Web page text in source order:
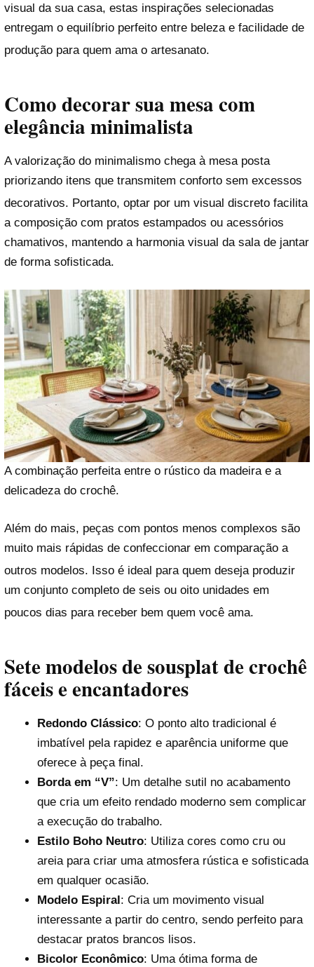
visual da sua casa, estas inspirações selecionadas
entregam o equilíbrio perfeito entre beleza e facilidade de
produção para quem ama o artesanato.
Como decorar sua mesa com
elegância minimalista
A valorização do minimalismo chega à mesa posta
priorizando itens que transmitem conforto sem excessos
decorativos. Portanto, optar por um visual discreto facilita
a composição com pratos estampados ou acessórios
chamativos, mantendo a harmonia visual da sala de jantar
de forma sofisticada.
A combinação perfeita entre o rústico da madeira e a
delicadeza do crochê.
Além do mais, peças com pontos menos complexos são
muito mais rápidas de confeccionar em comparação a
outros modelos. Isso é ideal para quem deseja produzir
um conjunto completo de seis ou oito unidades em
poucos dias para receber bem quem você ama.
Sete modelos desousplat de crochê
fáceis e encantadores
Redondo Clássico: O ponto alto tradicional é
imbatível pela rapidez e aparência uniforme que
oferece à peça final.
Borda em “V”: Um detalhe sutil no acabamento
que cria um efeito rendado moderno sem complicar
a execução do trabalho.
Estilo Boho Neutro: Utiliza cores como cru ou
areia para criar uma atmosfera rústica e sofisticada
em qualquer ocasião.
Modelo Espiral: Cria um movimento visual
interessante a partir do centro, sendo perfeito para
destacar pratos brancos lisos.
Bicolor Econômico: Uma ótima forma de